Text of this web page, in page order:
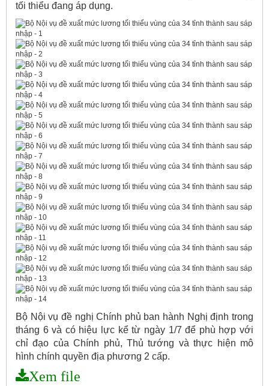
tối thiểu đang áp dụng.
Bộ Nội vụ đề nghị Chính phủ ban hành Nghị định trong
tháng 6 và có hiệu lực kể từ ngày 1/7 để phù hợp với
chỉ đạo của Chính phủ, Thủ tướng và thực hiện mô
hình chính quyền địa phương 2 cấp.
Xem file